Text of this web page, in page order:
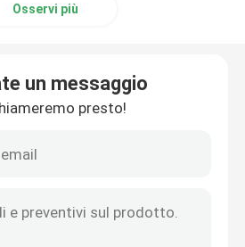
Osservi più
un messaggio
presto!